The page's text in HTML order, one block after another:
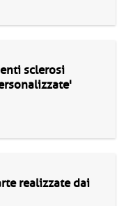
sclerosi
realizzate dai